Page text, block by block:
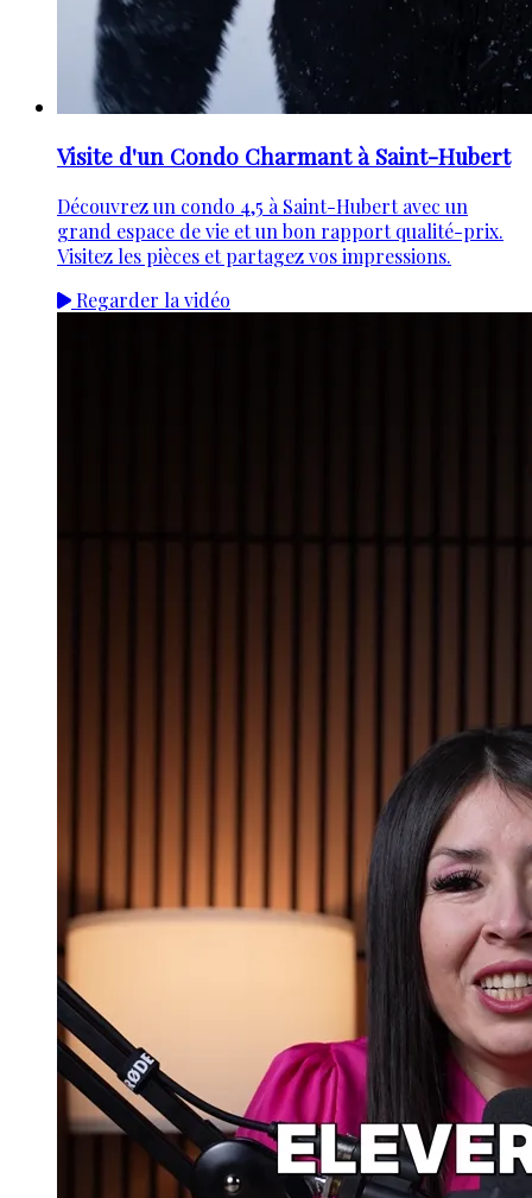
Visite d'un Condo Charmant à Saint-Hubert
Découvrez un condo 4,5 à Saint-Hubert avec un
grand espace de vie et un bon rapport qualité-prix.
Visitez les pièces et partagez vos impressions.
Regarder la vidéo